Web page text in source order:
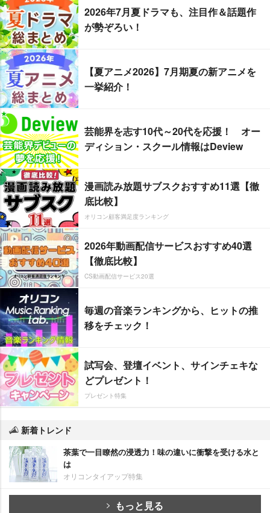
2026年7月夏ドラマも、注目作＆話題作
が勢ぞろい！
【夏アニメ2026】7月期夏の新アニメを
一挙紹介！
芸能界を志す10代～20代を応援！ オー
ディション・スクール情報はDeview
漫画読み放題サブスクおすすめ11選【徹
底比較】
オリコン顧客満足度ランキング
2026年動画配信サービスおすすめ40選
【徹底比較】
CS動画配信サービス20選
毎週の音楽ランキングから、ヒットの推
移をチェック！
試写会、登壇イベント、サインチェキな
どプレゼント！
プレゼント特集
新着トレンド
茶葉で一目瞭然の浸透力！味の違いに衝撃を受ける水と
は
オリコンタイアップ特集
もっと見る